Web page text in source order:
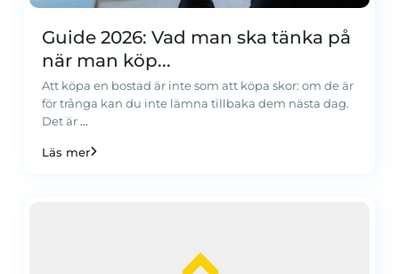
Guide 2026: Vad man ska tänka på
när man köp...
Att köpa en bostad är inte som att köpa skor: om de är
för trånga kan du inte lämna tillbaka dem nästa dag.
Det är ...
Läs mer